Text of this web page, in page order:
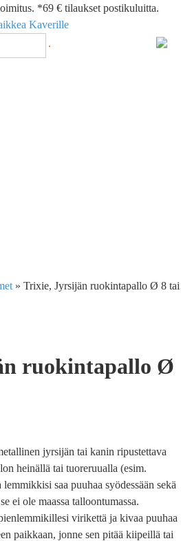
*69 € tilaukset postikuluitta.
» Trixie, Jyrsijän ruokintapallo Ø 8 tai
ruokintapallo Ø
jyrsijän tai kanin ripustettava
heinällä tai tuoreruualla (esim.
saa puuhaa syödessään sekä
ei ole maassa talloontumassa.
virikettä ja kivaa puuhaa
paikkaan, jonne sen pitää kiipeillä tai